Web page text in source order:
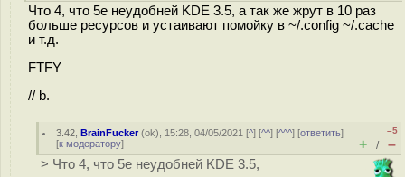
Что 4, что 5е неудобней KDE 3.5, а так же жрут в 10 раз
больше ресурсов и устаивают помойку в ~/.config ~/.cache
и т.д.
FTFY
// b.
3.42 ,BrainFucker(ok), 15:28, 04/05/2021 [^] [^^] [^^^] [ответить]
[к модератору]
–5
+ / –
> Что 4, что 5е неудобней KDE 3.5,